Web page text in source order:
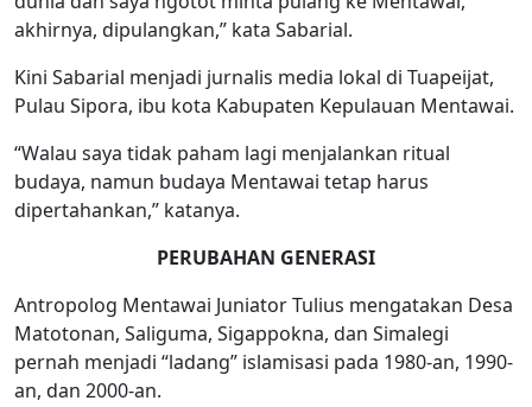
akhirnya, dipulangkan,” kata Sabarial.
Kini Sabarial menjadi jurnalis media lokal di Tuapeijat,
Pulau Sipora, ibu kota Kabupaten Kepulauan Mentawai.
“Walau saya tidak paham lagi menjalankan ritual
budaya, namun budaya Mentawai tetap harus
dipertahankan,” katanya.
PERUBAHAN GENERASI
Antropolog Mentawai Juniator Tulius mengatakan Desa
Matotonan, Saliguma, Sigappokna, dan Simalegi
pernah menjadi “ladang” islamisasi pada 1980-an, 1990-
an, dan 2000-an.